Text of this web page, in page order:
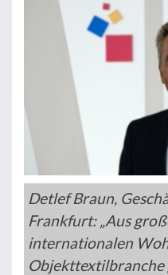
Detlef Braun,
Frankfurt: „Aus
internationalen
Objekttextilbranche